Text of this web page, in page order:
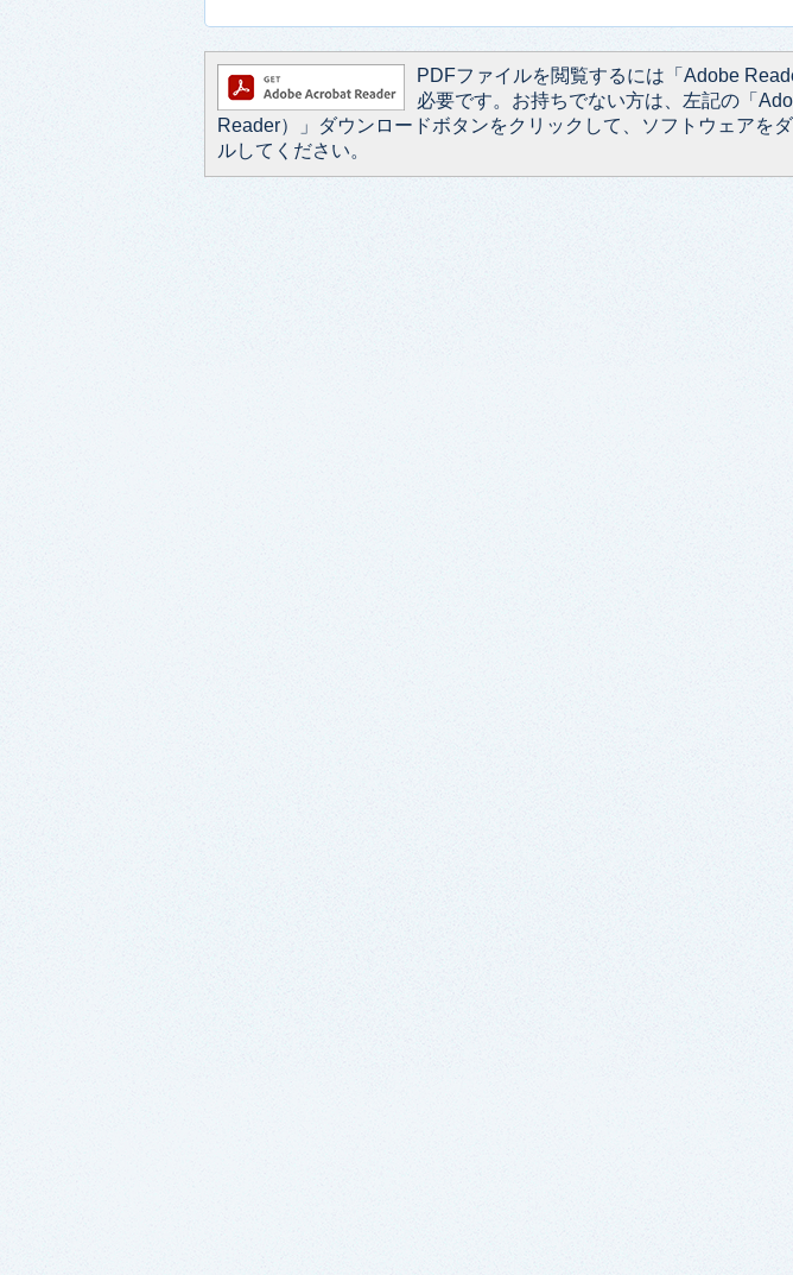
PDFファイルを閲覧するには「Adobe
必要です。お持ちでない方は、左記の「
Reader）」ダウンロードボタンをクリックして、ソフトウェアを
ルしてください。